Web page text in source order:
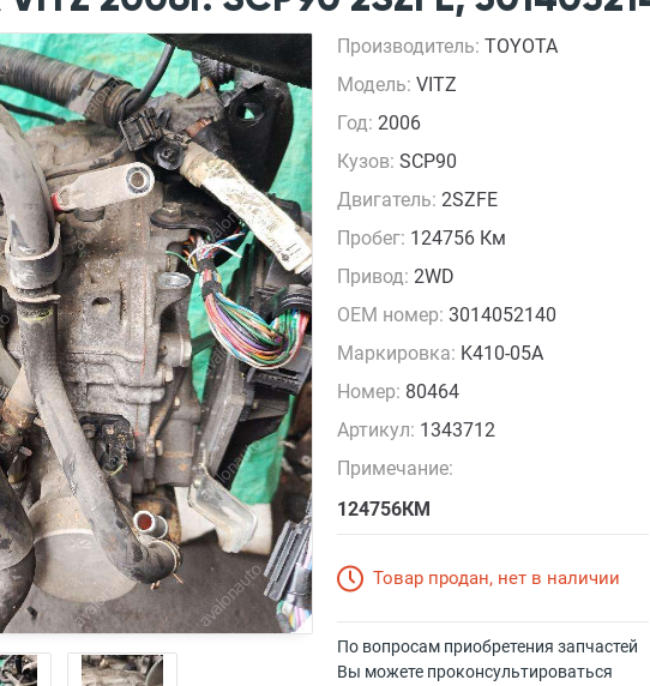
Производитель: TOYOTA
Модель: VITZ
Год: 2006
Кузов: SCP90
Двигатель: 2SZFE
Пробег: 124756 Км
Привод: 2WD
OEM номер: 3014052140
Маркировка: K410-05A
Номер: 80464
Артикул: 1343712
Примечание:
124756КМ
Товар продан, нет в наличии
По вопросам приобретения запчастей
Вы можете проконсультироваться